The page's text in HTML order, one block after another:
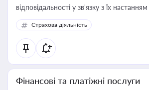
відповідальності у зв'язку з їх настанням
Страхова діяльність
Фінансові та платіжні послуги